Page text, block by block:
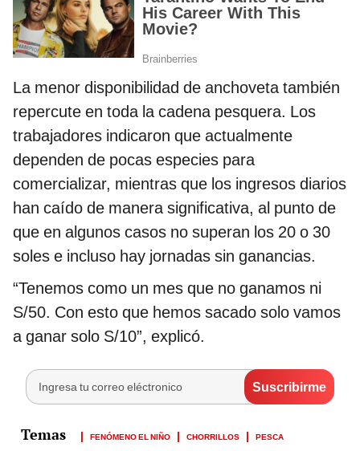
La menor disponibilidad de anchoveta también
repercute en toda la cadena pesquera. Los
trabajadores indicaron que actualmente
dependen de pocas especies para
comercializar, mientras que los ingresos diarios
han caído de manera significativa, al punto de
que en algunos casos no superan los 20 o 30
soles e incluso hay jornadas sin ganancias.
“Tenemos como un mes que no ganamos ni
S/50. Con esto que hemos sacado solo vamos
a ganar solo S/10”, explicó.
FENÓMENO EL NIÑO CHORRILLOS PESCA